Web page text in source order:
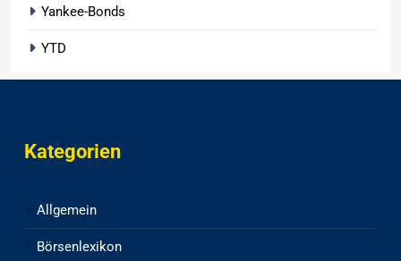
Yankee-Bonds
YTD
Kategorien
Allgemein
Börsenlexikon